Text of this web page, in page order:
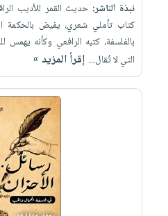
نبذة الناشر: حديث القمر للأديب
كتاب تأملي شعري، يفيض بالحكمة
بالفلسفة، كتبه الرافعي وكأنه
التي لا تُقال... إقرأ المزيد »